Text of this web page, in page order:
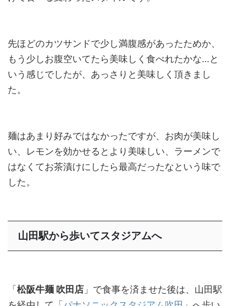
先ほどのカツサンドで少し満腹感があったためか、
もう少しお腹空いてたら美味しく食べれたかな…と
いう感じでしたが、あっさりと美味しく頂きまし
た。
麺はあまり好みではなかったですが、お肉が美味し
い、レモンを効かせるとより美味しい、ラーメンで
はなくてお茶漬けにしたら最高だったなという味で
した。
山田駅から歩いてスタジアムへ
「 松阪牛麺 吹田店 」で食事を済ませた後は、山田駅